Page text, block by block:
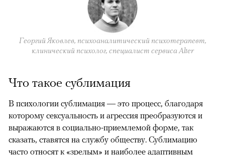
Георгий Яковлев, психоаналитический психотерапевт,
клинический психолог, специалист сервиса Alter
Что такое сублимация
В психологии сублимация — это процесс, благодаря
которому сексуальность и агрессия преобразуются и
выражаются в социально-приемлемой форме, так
сказать, ставятся на службу обществу. Сублимацию
часто относят к «зрелым» и наиболее адаптивным